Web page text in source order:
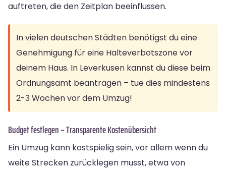
auftreten, die den Zeitplan beeinflussen.
In vielen deutschen Städten benötigst du eine
Genehmigung für eine Halteverbotszone vor
deinem Haus. In Leverkusen kannst du diese beim
Ordnungsamt beantragen – tue dies mindestens
2-3 Wochen vor dem Umzug!
Budget festlegen – Transparente Kostenübersicht
Ein Umzug kann kostspielig sein, vor allem wenn du
weite Strecken zurücklegen musst, etwa von